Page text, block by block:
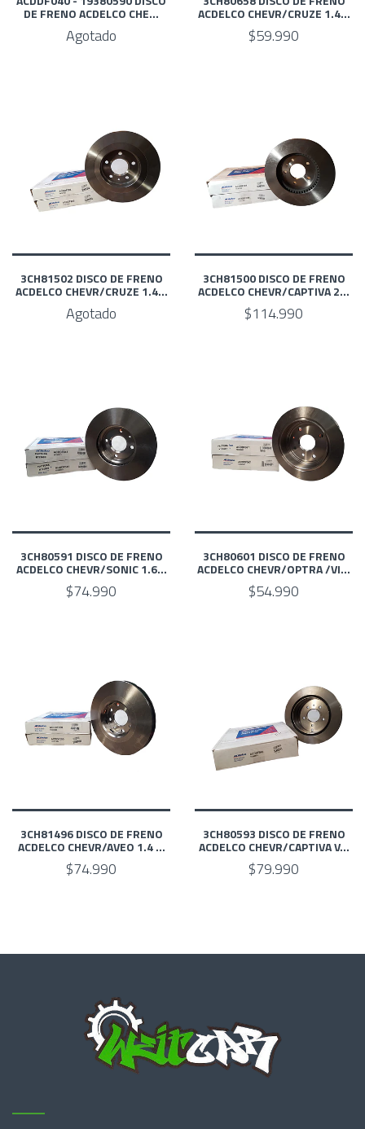
DE FRENO ACDELCO CHE...
Agotado
ACDELCO CHEVR/CRUZE 1.4...
$59.990
3CH81502 DISCO DE FRENO
ACDELCO CHEVR/CRUZE 1.4...
Agotado
3CH81500 DISCO DE FRENO
ACDELCO CHEVR/CAPTIVA 2...
$114.990
3CH80591 DISCO DE FRENO
ACDELCO CHEVR/SONIC 1.6...
$74.990
3CH80601 DISCO DE FRENO
ACDELCO CHEVR/OPTRA /VI...
$54.990
3CH81496 DISCO DE FRENO
ACDELCO CHEVR/AVEO 1.4 ...
$74.990
3CH80593 DISCO DE FRENO
ACDELCO CHEVR/CAPTIVA V...
$79.990